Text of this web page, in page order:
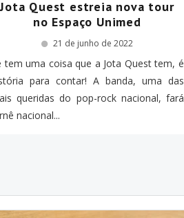
Jota Quest estreia nova tour
no Espaço Unimed
21 de junho de 2022
tem uma coisa que a Jota Quest tem, é
para contar! A banda, uma das
queridas do pop-rock nacional, fará
nacional...